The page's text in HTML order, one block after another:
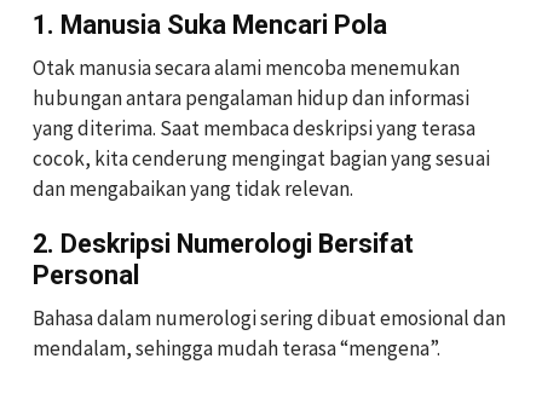
1. Manusia Suka Mencari Pola
Otak manusia secara alami mencoba menemukan
hubungan antara pengalaman hidup dan informasi
yang diterima. Saat membaca deskripsi yang terasa
cocok, kita cenderung mengingat bagian yang sesuai
dan mengabaikan yang tidak relevan.
2. Deskripsi Numerologi Bersifat
Personal
Bahasa dalam numerologi sering dibuat emosional dan
mendalam, sehingga mudah terasa “mengena”.